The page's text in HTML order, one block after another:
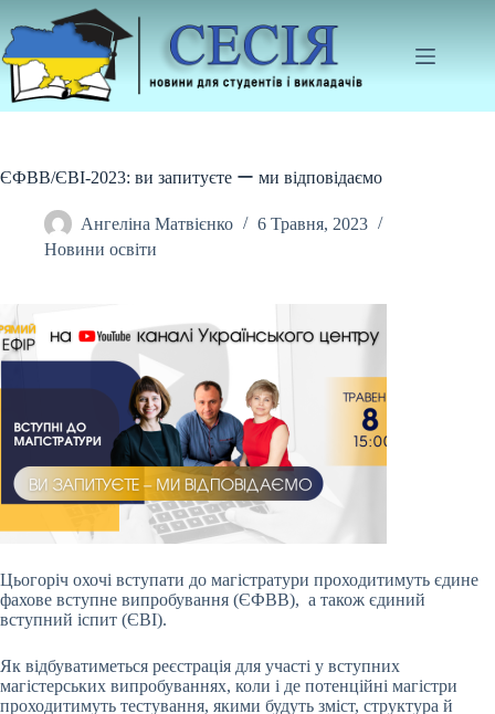
до
вмісту
ЄФВВ/ЄВІ-2023: ви запитуєте ー ми відповідаємо
Ангеліна Матвієнко
6 Травня, 2023
Новини освіти
Цьогоріч охочі вступати до магістратури проходитимуть єдине
фахове вступне випробування (ЄФВВ), а також єдиний
вступний іспит (ЄВІ).
Як відбуватиметься реєстрація для участі у вступних
магістерських випробуваннях, коли і де потенційні магістри
проходитимуть тестування, якими будуть зміст, структура й